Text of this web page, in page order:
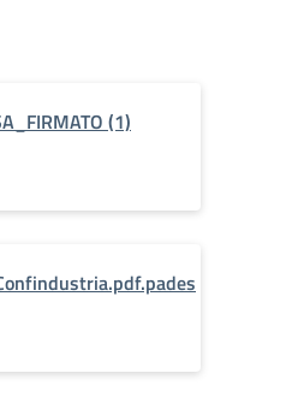
(1)